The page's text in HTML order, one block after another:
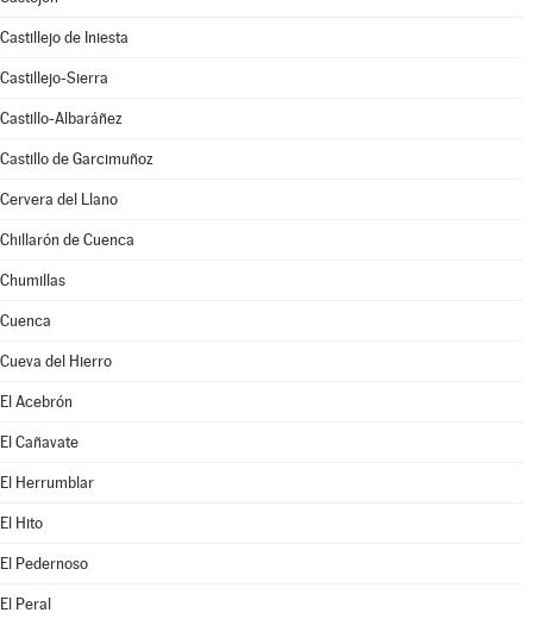
Castillejo de Iniesta
Castillejo-Sierra
Castillo-Albaráñez
Castillo de Garcimuñoz
Cervera del Llano
Chillarón de Cuenca
Chumillas
Cuenca
Cueva del Hierro
El Acebrón
El Cañavate
El Herrumblar
El Hito
El Pedernoso
El Peral